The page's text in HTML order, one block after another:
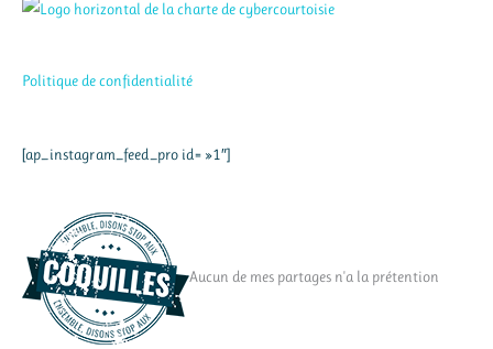
Politique de confidentialité
[ap_instagram_feed_pro id= »1″]
Aucun de mes partages n'a la prétention